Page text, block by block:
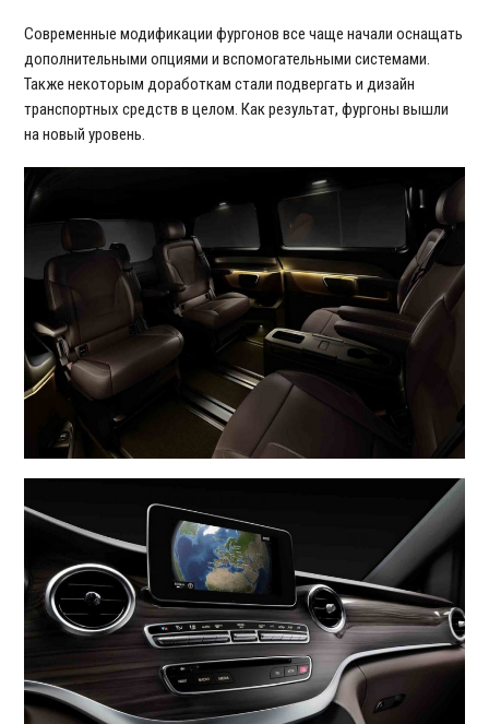
Современные модификации фургонов все чаще начали оснащать
дополнительными опциями и вспомогательными системами.
Также некоторым доработкам стали подвергать и дизайн
транспортных средств в целом. Как результат, фургоны вышли
на новый уровень.